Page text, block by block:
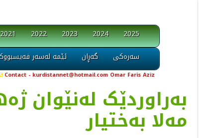
2021 2022 2023 2024
2025
ئێمە لەسەر گەڕان سەرەکی
Contact - kurdistannet@hotmail.com Omar Faris Aziz
بەراوردێک لەنێوان
مەلا بەختیار